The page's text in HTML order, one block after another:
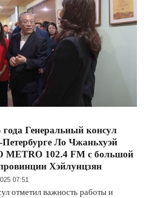
года Генеральный консул
Ло Чжаньхуэй
METRO 102.4 FM с большой
Хэйлунцзян
07:51
отметил важность работы и